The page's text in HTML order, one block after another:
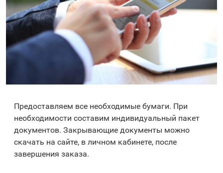
Предоставляем все необходимые бумаги. При
необходимости составим индивидуальный пакет
документов. Закрывающие документы можно
скачать на сайте, в личном кабинете, после
завершения заказа.